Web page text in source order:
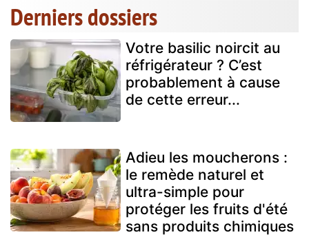
Derniers dossiers
Votre basilic noircit au
réfrigérateur ? C’est
probablement à cause
de cette erreur...
Adieu les moucherons :
le remède naturel et
ultra-simple pour
protéger les fruits d'été
sans produits chimiques